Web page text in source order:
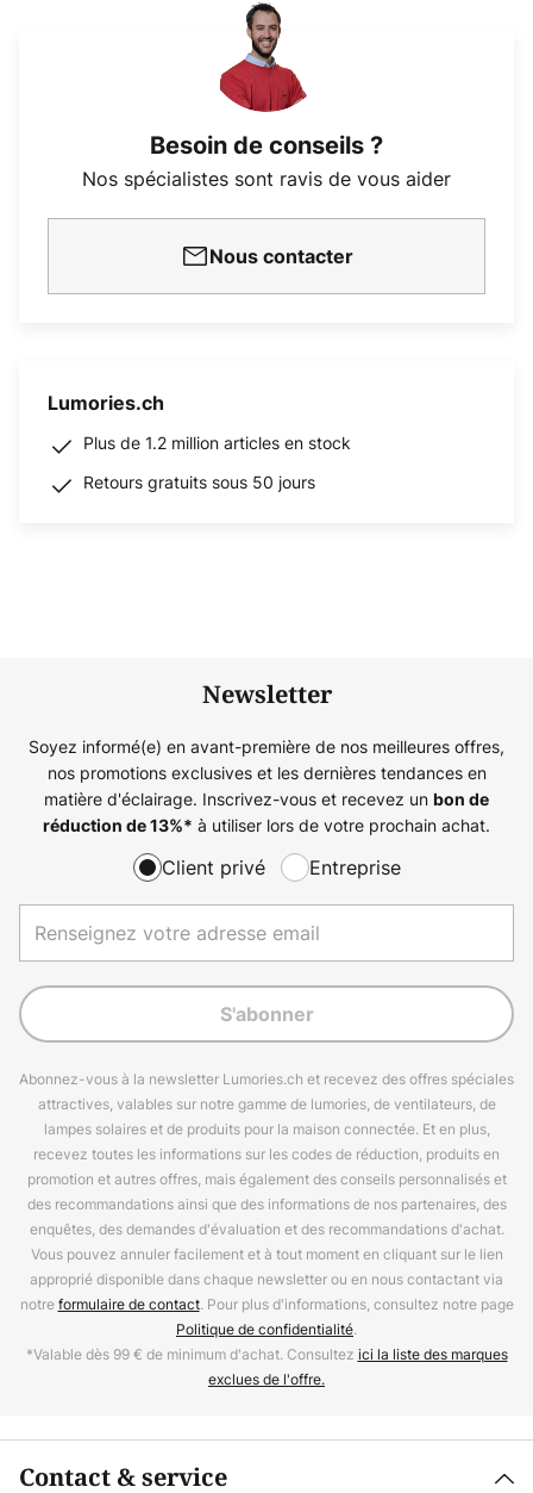
Besoin de conseils ?
Nos spécialistes sont ravis de vous aider
Nous contacter
Lumories.ch
Plus de 1.2 million articles en stock
Retours gratuits sous 50 jours
Newsletter
Soyez informé(e) en avant-première de nos meilleures offres,
nos promotions exclusives et les dernières tendances en
matière d'éclairage. Inscrivez-vous et recevez un bon de
réduction de13%* à utiliser lors de votre prochain achat.
Client privé Entreprise
S'abonner
Abonnez-vous à la newsletter Lumories.ch et recevez des offres spéciales
attractives, valables sur notre gamme de lumories, de ventilateurs, de
lampes solaires et de produits pour la maison connectée. Et en plus,
recevez toutes les informations sur les codes de réduction, produits en
promotion et autres offres, mais également des conseils personnalisés et
des recommandations ainsi que des informations de nos partenaires, des
enquêtes, des demandes d'évaluation et des recommandations d'achat.
Vous pouvez annuler facilement et à tout moment en cliquant sur le lien
approprié disponible dans chaque newsletter ou en nous contactant via
notreformulaire de contact. Pour plus d'informations, consultez notre page
Politique de confidentialité.
*Valable dès 99 € de minimum d'achat. Consultez ici la liste des marques
exclues de l'offre.
Contact & service